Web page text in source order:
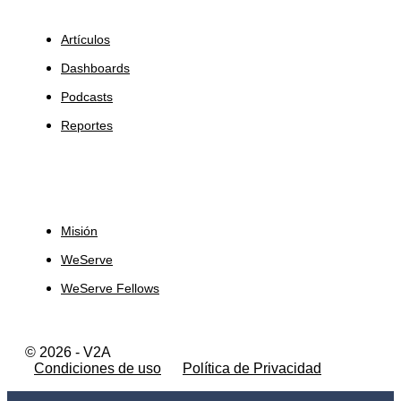
Artículos
Dashboards
Podcasts
Reportes
Misión
WeServe
WeServe Fellows
© 2026 - V2A
Condiciones de uso
Política de Privacidad